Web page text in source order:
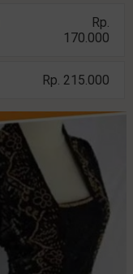
Rp.
170.000
Rp. 215.000